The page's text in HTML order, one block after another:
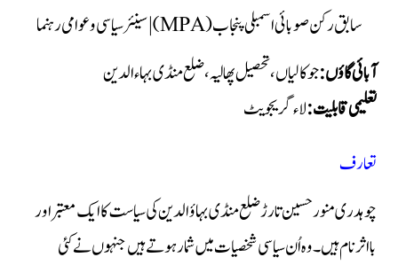
سابق رکن صوبائی اسمبلی پنجاب (MPA) | سینئر سیاسی و عوامی رہنما
آبائی گاؤں:جوکالیاں، تحصیل پھالیہ، ضلع منڈی بہاءالدین
تعلیمی قابلیت:لاء گریجویٹ
تعارف
چوہدری منور حسین تارڑ ضلع منڈی بہاؤالدین کی سیاست کا ایک معتبر اور
بااثر نام ہیں۔ وہ اُن سیاسی شخصیات میں شمار ہوتے ہیں جنہوں نے کئی